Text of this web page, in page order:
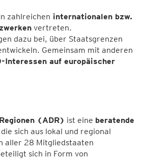
zahlreichen internationalen bzw.
vertreten.
dazu bei, über Staatsgrenzen
Gemeinsam mit anderen
Interessen auf europäischer
(ADR) ist eine beratende
sich aus lokal und regional
aller 28 Mitgliedstaaten
sich in Form von